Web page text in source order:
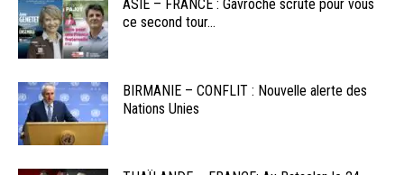
ASIE – FRANCE : Gavroche scrute pour vous
ce second tour...
BIRMANIE – CONFLIT : Nouvelle alerte des
Nations Unies